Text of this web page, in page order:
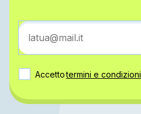
Accettotermini e condizioni